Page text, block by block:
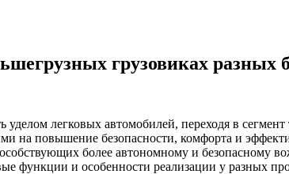
грузовиках разных
легковых автомобилей, переходя в сегмент
на повышение безопасности, комфорта и
более автономному и безопасному
функции и особенности реализации у разных